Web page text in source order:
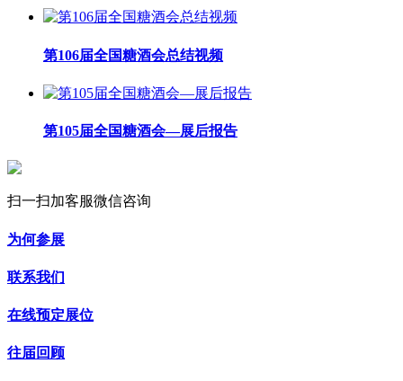
第106届全国糖酒会总结视频
第105届全国糖酒会—展后报告
扫一扫加客服微信咨询
为何参展
联系我们
在线预定展位
往届回顾